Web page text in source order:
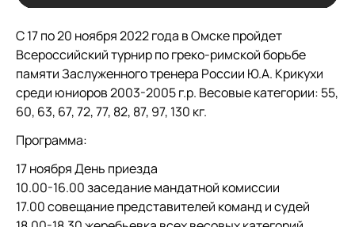
С 17 по 20 ноября 2022 года в Омске пройдет
Всероссийский турнир по греко-римской борьбе
памяти Заслуженного тренера России Ю.А. Крикухи
среди юниоров 2003-2005 г.р. Весовые категории: 55,
60, 63, 67, 72, 77, 82, 87, 97, 130 кг.
Программа:
17 ноября День приезда
10.00-16.00 заседание мандатной комиссии
17.00 совещание представителей команд и судей